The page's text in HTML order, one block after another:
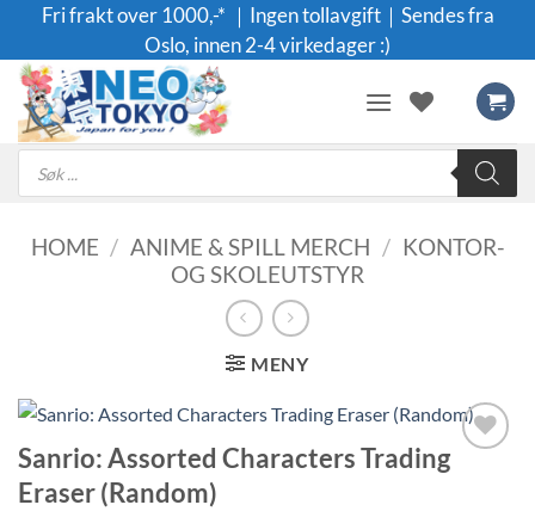
content
Fri frakt over 1000,-* ｜Ingen tollavgift｜Sendes fra
Oslo, innen 2-4 virkedager :)
Products
search
HOME / ANIME & SPILL MERCH / KONTOR-
OG SKOLEUTSTYR
MENY
Legg til i
Sanrio: Assorted Characters Trading
Eraser (Random)